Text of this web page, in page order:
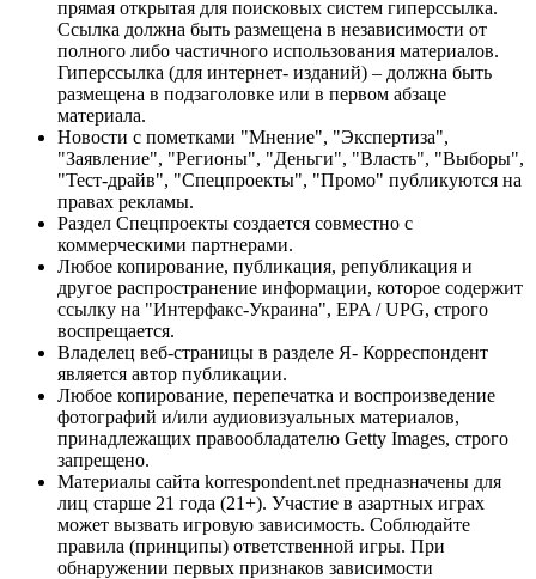
прямая открытая для поисковых систем гиперссылка.
Ссылка должна быть размещена в независимости от
полного либо частичного использования материалов.
Гиперссылка (для интернет- изданий) – должна быть
размещена в подзаголовке или в первом абзаце
материала.
Новости с пометками "Мнение", "Экспертиза",
"Заявление", "Регионы", "Деньги", "Власть", "Выборы",
"Тест-драйв", "Спецпроекты", "Промо" публикуются на
правах рекламы.
Раздел Спецпроекты создается совместно с
коммерческими партнерами.
Любое копирование, публикация, републикация и
другое распространение информации, которое содержит
ссылку на "Интерфакс-Украина", EPA / UPG, строго
воспрещается.
Владелец веб-страницы в разделе Я- Корреспондент
является автор публикации.
Любое копирование, перепечатка и воспроизведение
фотографий и/или аудиовизуальных материалов,
принадлежащих правообладателю Getty Images, строго
запрещено.
Материалы сайта korrespondent.net предназначены для
лиц старше 21 года (21+). Участие в азартных играх
может вызвать игровую зависимость. Соблюдайте
правила (принципы) ответственной игры. При
обнаружении первых признаков зависимости